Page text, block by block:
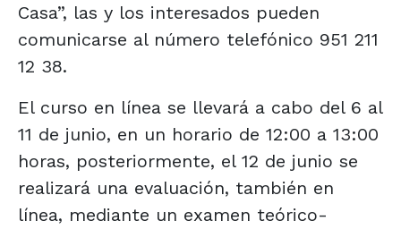
Casa”, las y los interesados pueden
comunicarse al número telefónico 951 211
12 38.
El curso en línea se llevará a cabo del 6 al
11 de junio, en un horario de 12:00 a 13:00
horas, posteriormente, el 12 de junio se
realizará una evaluación, también en
línea, mediante un examen teórico-